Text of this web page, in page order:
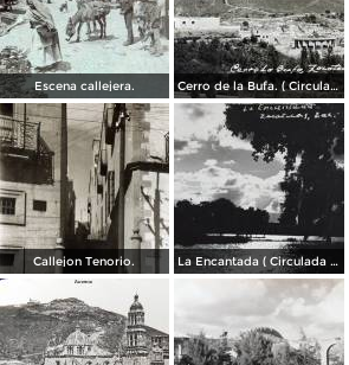
Escena callejera. Cerro de la Bufa. ( Circulada el 27 de Octubre de 1950 ).
Callejon Tenorio. La Encantada ( Circulada el 26 de Mayo de 1948 ).